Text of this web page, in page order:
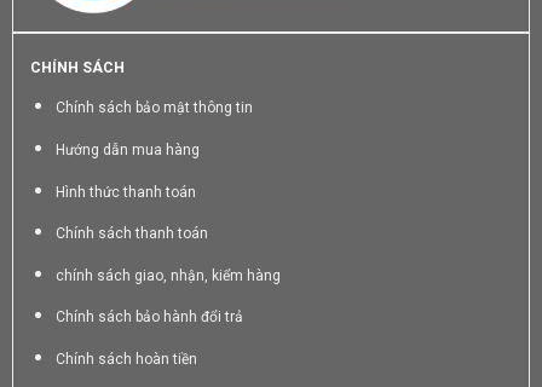
CHÍNH SÁCH
Chính sách bảo mật thông tin
Hướng dẫn mua hàng
Hình thức thanh toán
Chính sách thanh toán
chính sách giao, nhận, kiểm hàng
Chính sách bảo hành đổi trả
Chính sách hoàn tiền